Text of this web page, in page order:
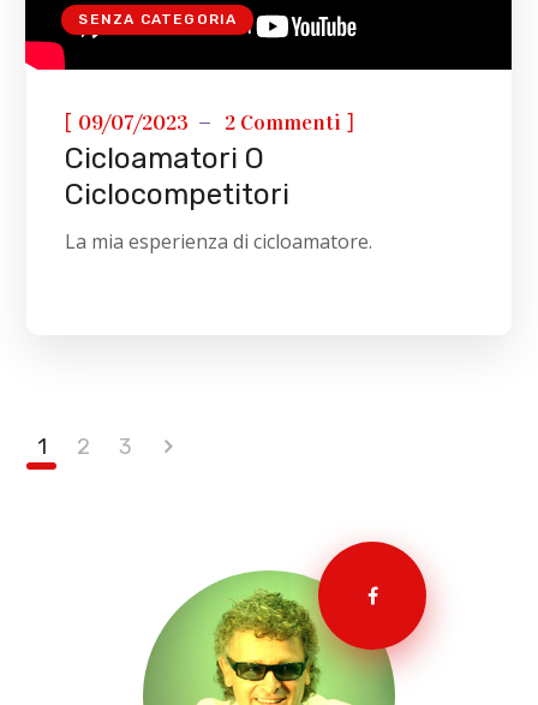
SENZA CATEGORIA
[ 09/07/2023 2 Commenti ]
Cicloamatori O
Ciclocompetitori
La mia esperienza di cicloamatore.
1 2 3